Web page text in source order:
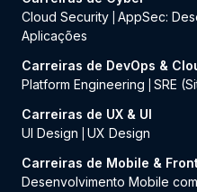
Cloud Security AppSec:
Aplicações
Carreiras de DevOps &
Platform Engineering
SRE
Carreiras de UX & UI
UI Design
UX Design
Carreiras de Mobile &
Desenvolvimento Mobile